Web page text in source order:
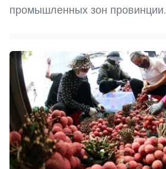
промышленных зон провинции.